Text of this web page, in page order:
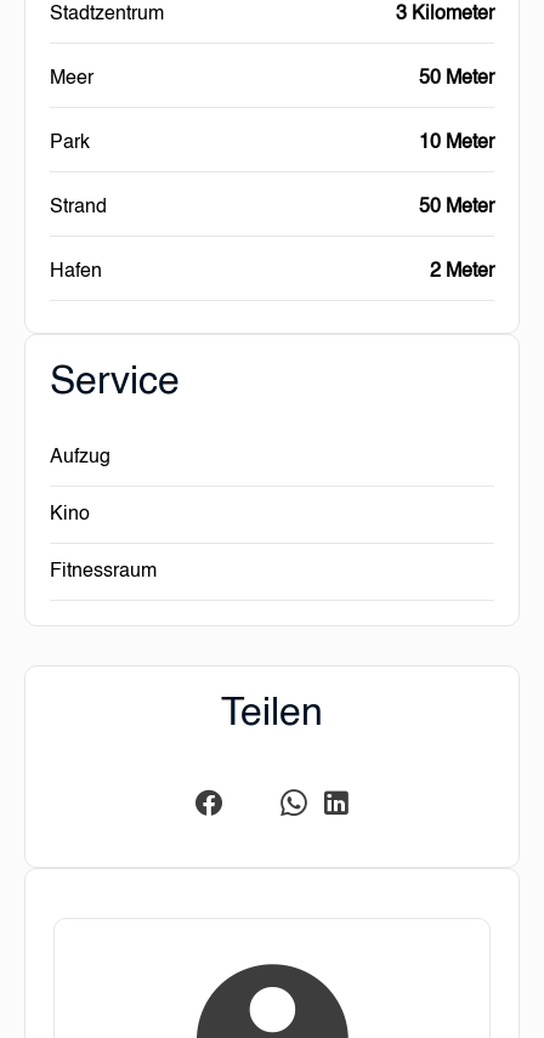
Stadtzentrum 3 Kilometer
Meer 50 Meter
Park 10 Meter
Strand 50 Meter
Hafen 2 Meter
Service
Aufzug
Kino
Fitnessraum
Teilen